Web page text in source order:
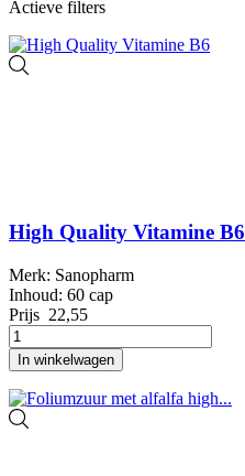
Actieve filters
High Quality Vitamine B6
Merk: Sanopharm
Inhoud: 60 cap
Prijs 22,55
In winkelwagen